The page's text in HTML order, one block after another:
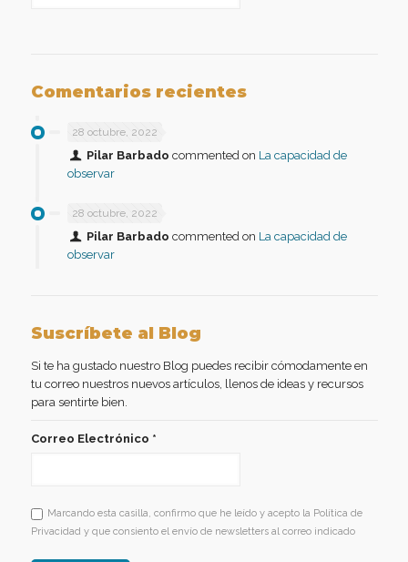
Comentarios recientes
28 octubre, 2022
Pilar Barbado commented on La capacidad de
observar
28 octubre, 2022
Pilar Barbado commented on La capacidad de
observar
Suscríbete al Blog
Si te ha gustado nuestro Blog puedes recibir cómodamente en
tu correo nuestros nuevos artículos, llenos de ideas y recursos
para sentirte bien.
Correo Electrónico *
Marcando esta casilla, confirmo que he leído y acepto la Política de
Privacidad y que consiento el envío de newsletters al correo indicado